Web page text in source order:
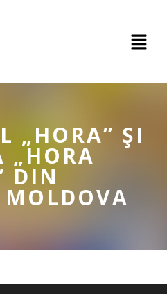
„HORA” ŞI
„HORA
DIN